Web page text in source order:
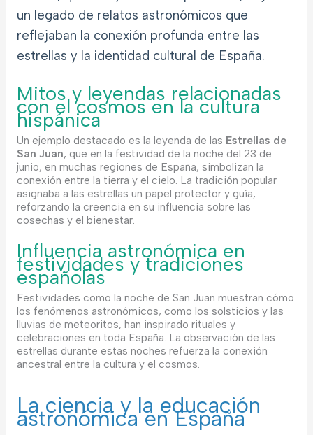
un legado de relatos astronómicos que
reflejaban la conexión profunda entre las
estrellas y la identidad cultural de España.
Mitos y leyendas relacionadas
con el cosmos en la cultura
hispánica
Un ejemplo destacado es la leyenda de las Estrellas de
San Juan, que en la festividad de la noche del 23 de
junio, en muchas regiones de España, simbolizan la
conexión entre la tierra y el cielo. La tradición popular
asignaba a las estrellas un papel protector y guía,
reforzando la creencia en su influencia sobre las
cosechas y el bienestar.
Influencia astronómica en
festividades y tradiciones
españolas
Festividades como la noche de San Juan muestran cómo
los fenómenos astronómicos, como los solsticios y las
lluvias de meteoritos, han inspirado rituales y
celebraciones en toda España. La observación de las
estrellas durante estas noches refuerza la conexión
ancestral entre la cultura y el cosmos.
La ciencia y la educación
astronómica en España